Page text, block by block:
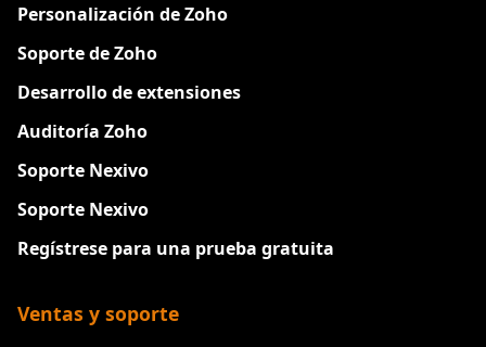
Personalización de Zoho
Soporte de Zoho
Desarrollo de extensiones
Auditoría Zoho
Soporte Nexivo
Soporte Nexivo
Regístrese para una prueba gratuita
Ventas y soporte